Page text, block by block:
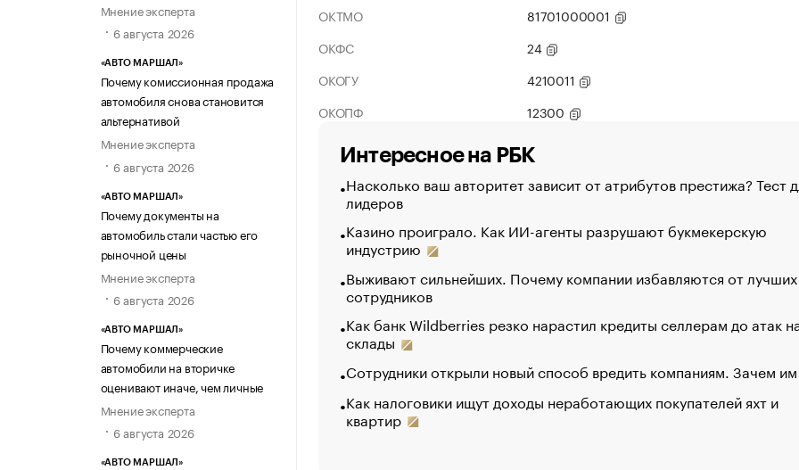
Мнение эксперта
6 августа 2026
«АВТО МАРШАЛ»
Почему комиссионная продажа
автомобиля снова становится
альтернативой
Мнение эксперта
6 августа 2026
«АВТО МАРШАЛ»
Почему документы на
автомобиль стали частью его
рыночной цены
Мнение эксперта
6 августа 2026
«АВТО МАРШАЛ»
Почему коммерческие
автомобили на вторичке
оценивают иначе, чем личные
Мнение эксперта
6 августа 2026
«АВТО МАРШАЛ»
ОКТМО
81701000001
ОКФС
24
ОКОГУ
4210011
ОКОПФ
12300
Интересное на РБК
Насколько ваш авторитет зависит от атрибутов престижа? Тест
лидеров
Казино проиграло. Как ИИ-агенты разрушают букмекерскую
индустрию
Выживают сильнейших. Почему компании избавляются от лучших
сотрудников
Как банк Wildberries резко нарастил кредиты селлерам до атак
склады
Сотрудники открыли новый способ вредить компаниям. Зачем
Как налоговики ищут доходы неработающих покупателей яхт и
квартир